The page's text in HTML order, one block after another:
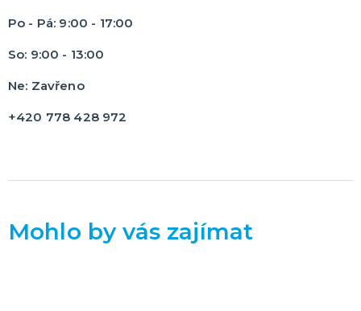
Po - Pá: 9:00 - 17:00
So: 9:00 - 13:00
Ne: Zavřeno
+420 778 428 972
Mohlo by vás zajímat